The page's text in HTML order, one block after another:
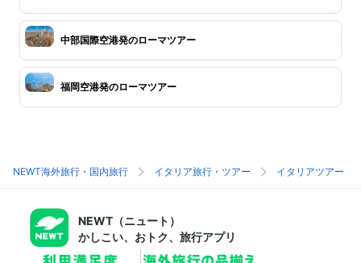
中部国際空港発のローマツアー
福岡空港発のローマツアー
NEWT海外旅行・国内旅行 イタリア旅行・ツアー イタリアツアー
NEWT（ニュート）
かしこい、おトク、旅行アプリ